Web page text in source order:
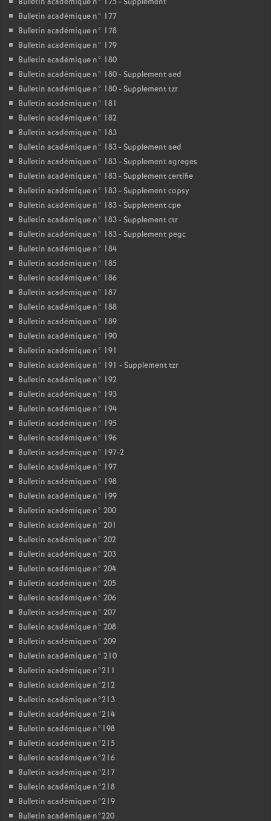
Bulletin académique n° 177
Bulletin académique n° 178
Bulletin académique n° 179
Bulletin académique n° 180
Bulletin académique n° 180 - Supplement aed
Bulletin académique n° 180 - Supplement tzr
Bulletin académique n° 181
Bulletin académique n° 182
Bulletin académique n° 183
Bulletin académique n° 183 - Supplement aed
Bulletin académique n° 183 - Supplement agreges
Bulletin académique n° 183 - Supplement certifie
Bulletin académique n° 183 - Supplement copsy
Bulletin académique n° 183 - Supplement cpe
Bulletin académique n° 183 - Supplement ctr
Bulletin académique n° 183 - Supplement pegc
Bulletin académique n° 184
Bulletin académique n° 185
Bulletin académique n° 186
Bulletin académique n° 187
Bulletin académique n° 188
Bulletin académique n° 189
Bulletin académique n° 190
Bulletin académique n° 191
Bulletin académique n° 191 - Supplement tzr
Bulletin académique n° 192
Bulletin académique n° 193
Bulletin académique n° 194
Bulletin académique n° 195
Bulletin académique n° 196
Bulletin académique n° 197-2
Bulletin académique n° 197
Bulletin académique n° 198
Bulletin académique n° 199
Bulletin académique n° 200
Bulletin académique n° 201
Bulletin académique n° 202
Bulletin académique n° 203
Bulletin académique n° 204
Bulletin académique n° 205
Bulletin académique n° 206
Bulletin académique n° 207
Bulletin académique n° 208
Bulletin académique n° 209
Bulletin académique n° 210
Bulletin académique n°211
Bulletin académique n°212
Bulletin académique n°213
Bulletin académique n°214
Bulletin académique n°198
Bulletin académique n°215
Bulletin académique n°216
Bulletin académique n°217
Bulletin académique n°218
Bulletin académique n°219
Bulletin académique n°220